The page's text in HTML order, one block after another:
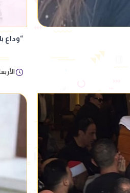
“وداع
الأربعاء 06/مايو/2026